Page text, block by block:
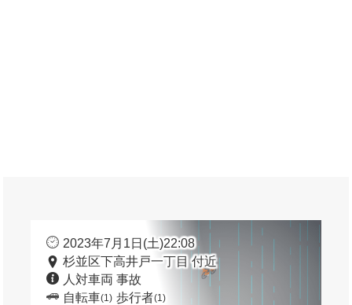
2023年7月1日(土)22:08
杉並区下高井戸一丁目 付近
人対車両 事故
自転車(1) 歩行者(1)